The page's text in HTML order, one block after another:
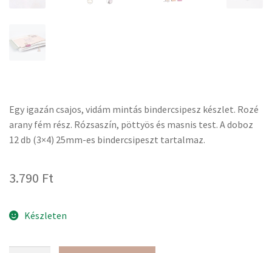
Egy igazán csajos, vidám mintás bindercsipesz készlet. Rozé
arany fém rész. Rózsaszín, pöttyös és masnis test. A doboz
12 db (3×4) 25mm-es bindercsipeszt tartalmaz.
3.790 Ft
Készleten